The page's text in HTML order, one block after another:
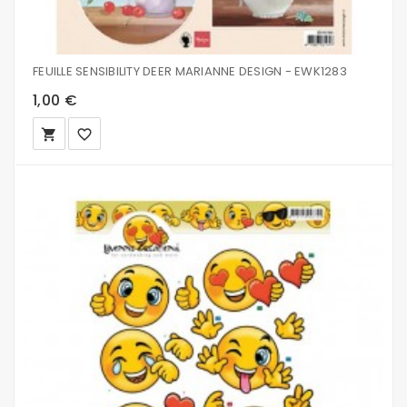
FEUILLE SENSIBILITY DEER MARIANNE DESIGN - EWK1283
1,00 €
local_grocery_store favorite_border